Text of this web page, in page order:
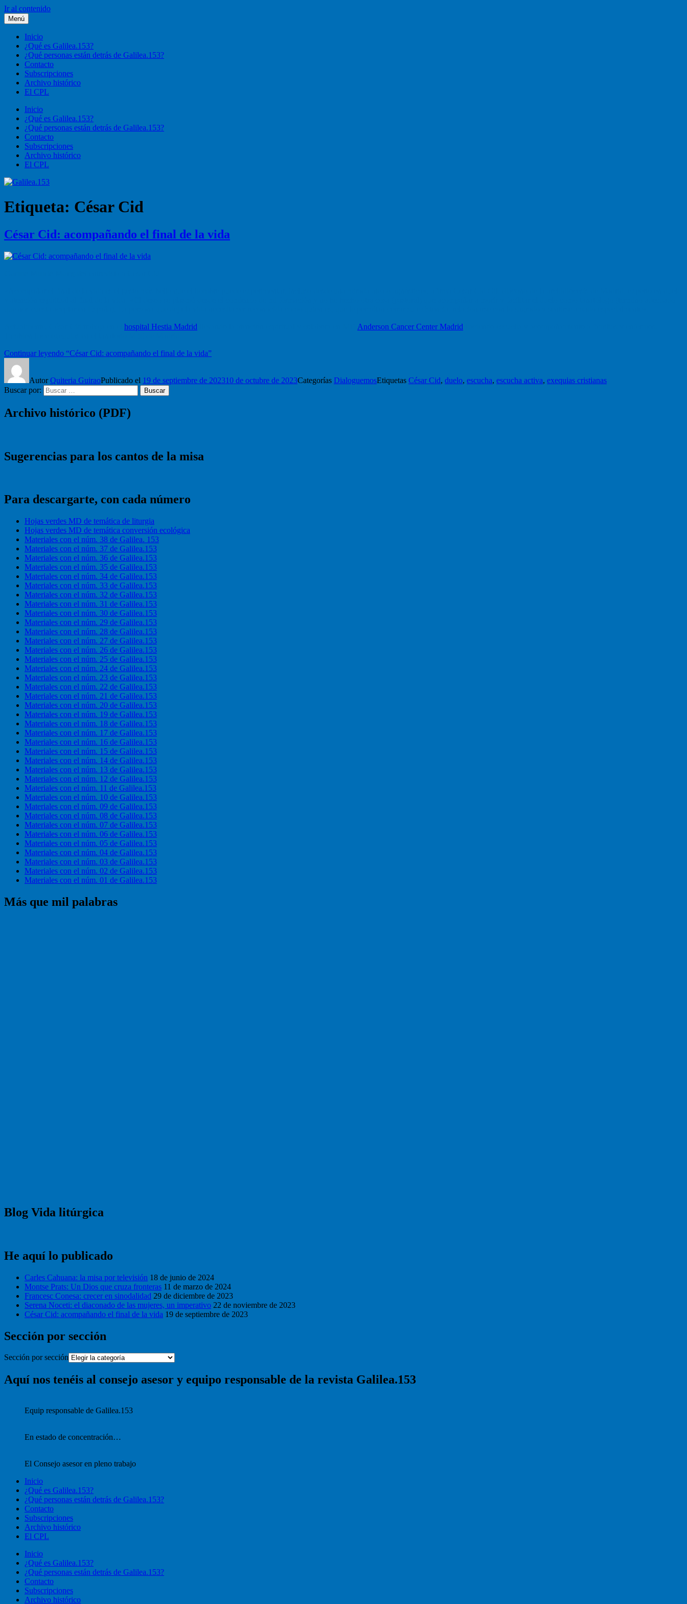
Ir al contenido
Galilea.153
Liturgia, pastoral, vida cristiana
Menú
Inicio
¿Qué es Galilea.153?
¿Qué personas están detrás de Galilea.153?
Contacto
Subscripciones
Archivo histórico
El CPL
Inicio
¿Qué es Galilea.153?
¿Qué personas están detrás de Galilea.153?
Contacto
Subscripciones
Archivo histórico
El CPL
Etiqueta: César Cid
César Cid: acompañando el final de la vida
hospital Hestia Madrid Anderson Cancer Center Madrid
Continuar leyendo “César Cid: acompañando el final de la vida”
AutorQuiteria GuiraoPublicado el 19 de septiembre de 202310 de octubre de 2023Categorías DialoguemosEtiquetas César Cid, duelo, escucha, escucha activa, exequias cristianas
Buscar por:
Buscar
Archivo histórico (PDF)
Sugerencias para los cantos de la misa
Para descargarte, con cada número
Hojas verdes MD de temática de liturgia
Hojas verdes MD de temática conversión ecológica
Materiales con el núm. 38 de Galilea. 153
Materiales con el núm. 37 de Galilea.153
Materiales con el núm. 36 de Galilea.153
Materiales con el núm. 35 de Galilea.153
Materiales con el núm. 34 de Galilea.153
Materiales con el núm. 33 de Galilea.153
Materiales con el núm. 32 de Galilea.153
Materiales con el núm. 31 de Galilea.153
Materiales con el núm. 30 de Galilea.153
Materiales con el núm. 29 de Galilea.153
Materiales con el núm. 28 de Galilea.153
Materiales con el núm. 27 de Galilea.153
Materiales con el núm. 26 de Galilea.153
Materiales con el núm. 25 de Galilea.153
Materiales con el núm. 24 de Galilea.153
Materiales con el núm. 23 de Galilea.153
Materiales con el núm. 22 de Galilea.153
Materiales con el núm. 21 de Galilea.153
Materiales con el núm. 20 de Galilea.153
Materiales con el núm. 19 de Galilea.153
Materiales con el núm. 18 de Galilea.153
Materiales con el núm. 17 de Galilea.153
Materiales con el núm. 16 de Galilea.153
Materiales con el núm. 15 de Galilea.153
Materiales con el núm. 14 de Galilea.153
Materiales con el núm. 13 de Galilea.153
Materiales con el núm. 12 de Galilea.153
Materiales con el núm. 11 de Galilea.153
Materiales con el núm. 10 de Galilea.153
Materiales con el núm. 09 de Galilea.153
Materiales con el núm. 08 de Galilea.153
Materiales con el núm. 07 de Galilea.153
Materiales con el núm. 06 de Galilea.153
Materiales con el núm. 05 de Galilea.153
Materiales con el núm. 04 de Galilea.153
Materiales con el núm. 03 de Galilea.153
Materiales con el núm. 02 de Galilea.153
Materiales con el núm. 01 de Galilea.153
Más que mil palabras
Blog Vida litúrgica
He aquí lo publicado
Carles Cahuana: la misa por televisión 18 de junio de 2024
Montse Prats: Un Dios que cruza fronteras 11 de marzo de 2024
Francesc Conesa: crecer en sinodalidad 29 de diciembre de 2023
Serena Noceti: el diaconado de las mujeres, un imperativo 22 de noviembre de 2023
César Cid: acompañando el final de la vida 19 de septiembre de 2023
Sección por sección
Sección por sección
Aquí nos tenéis al consejo asesor y equipo responsable de la revista Galilea.153
Equip responsable de Galilea.153
En estado de concentración…
El Consejo asesor en pleno trabajo
Inicio
¿Qué es Galilea.153?
¿Qué personas están detrás de Galilea.153?
Contacto
Subscripciones
Archivo histórico
El CPL
Inicio
¿Qué es Galilea.153?
¿Qué personas están detrás de Galilea.153?
Contacto
Subscripciones
Archivo histórico